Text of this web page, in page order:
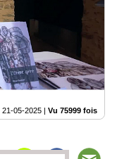
21-05-2025 | Vu 75999 fois